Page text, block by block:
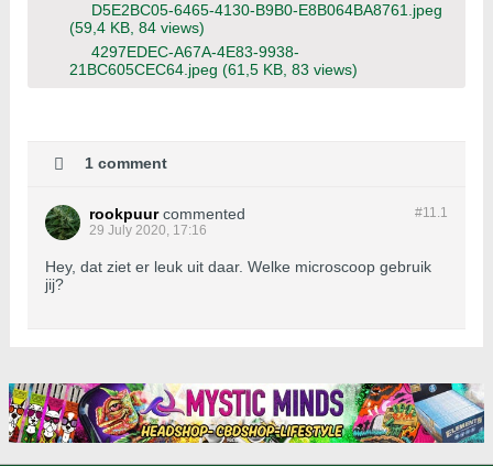
D5E2BC05-6465-4130-B9B0-E8B064BA8761.jpeg
(59,4 KB, 84 views)
4297EDEC-A67A-4E83-9938-
21BC605CEC64.jpeg (61,5 KB, 83 views)
1 comment
#11.1
rookpuur commented
29 July 2020, 17:16
Hey, dat ziet er leuk uit daar. Welke microscoop gebruik
jij?